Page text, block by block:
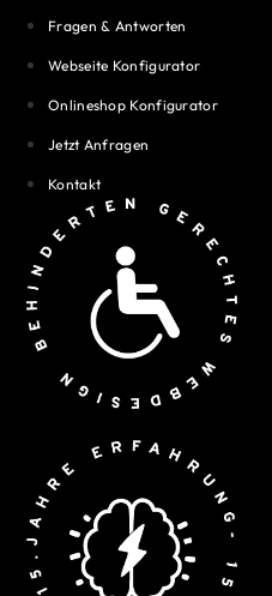
Fragen & Antworten
Webseite Konfigurator
Onlineshop Konfigurator
Jetzt Anfragen
Kontakt